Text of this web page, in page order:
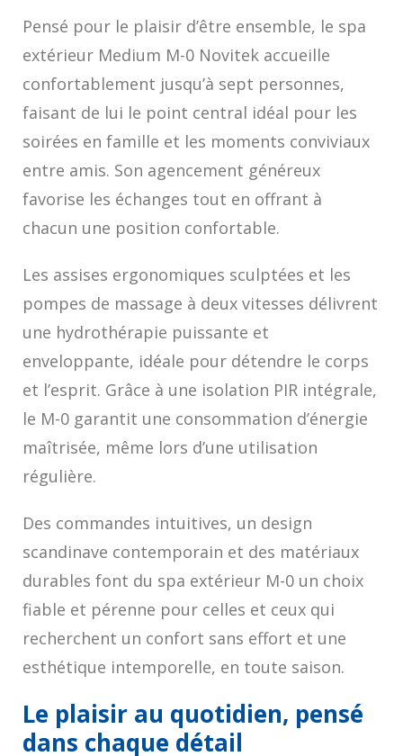
Pensé pour le plaisir d’être ensemble, le spa
extérieur Medium M-0 Novitek accueille
confortablement jusqu’à sept personnes,
faisant de lui le point central idéal pour les
soirées en famille et les moments conviviaux
entre amis. Son agencement généreux
favorise les échanges tout en offrant à
chacun une position confortable.
Les assises ergonomiques sculptées et les
pompes de massage à deux vitesses délivrent
une hydrothérapie puissante et
enveloppante, idéale pour détendre le corps
et l’esprit. Grâce à une isolation PIR intégrale,
le M-0 garantit une consommation d’énergie
maîtrisée, même lors d’une utilisation
régulière.
Des commandes intuitives, un design
scandinave contemporain et des matériaux
durables font du spa extérieur M-0 un choix
fiable et pérenne pour celles et ceux qui
recherchent un confort sans effort et une
esthétique intemporelle, en toute saison.
Le plaisir au quotidien, pensé
dans chaque détail